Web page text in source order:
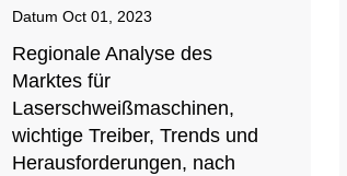
DatumOct 01, 2023
Regionale Analyse des
Marktes für
Laserschweißmaschinen,
wichtige Treiber, Trends und
Herausforderungen, nach